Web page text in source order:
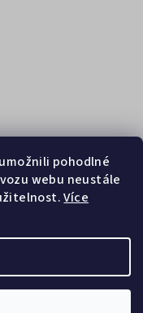
pohodlné
webu neustále
Více